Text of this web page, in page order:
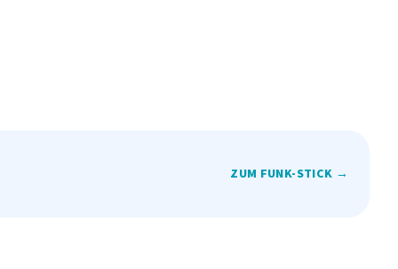
ZUM FUNK-STICK →